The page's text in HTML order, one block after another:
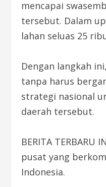
mencapai
tersebut. Dalam
lahan seluas 25
Dengan langkah
tanpa harus
strategi nasional
daerah tersebut.
BERITA
pusat yang
Indonesia.